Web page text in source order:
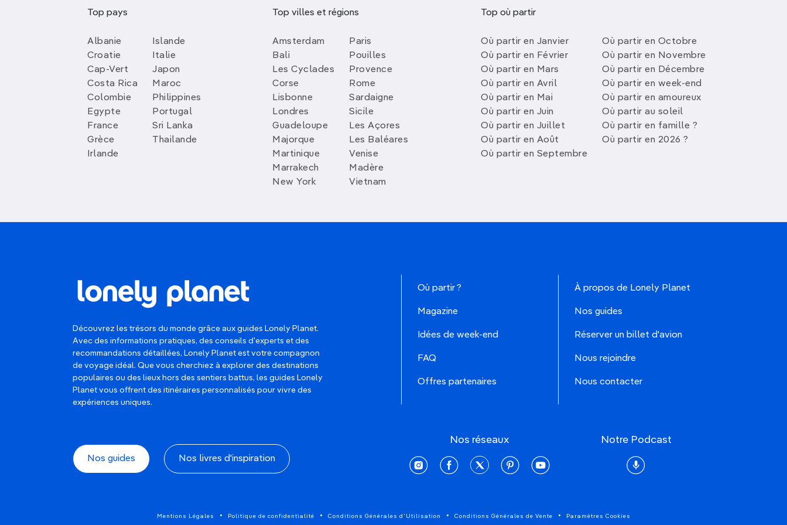
Top pays
Albanie
Croatie
Cap-Vert
Costa Rica
Colombie
Egypte
France
Grèce
Irlande
Islande
Italie
Japon
Maroc
Philippines
Portugal
Sri Lanka
Thailande
Top villes et régions
Amsterdam
Bali
Les Cyclades
Corse
Lisbonne
Londres
Guadeloupe
Majorque
Martinique
Marrakech
New York
Paris
Pouilles
Provence
Rome
Sardaigne
Sicile
Les Açores
Les Baléares
Venise
Madère
Vietnam
Top où partir
Où partir en Janvier
Où partir en Février
Où partir en Mars
Où partir en Avril
Où partir en Mai
Où partir en Juin
Où partir en Juillet
Où partir en Août
Où partir en Septembre
Où partir en Octobre
Où partir en Novembre
Où partir en Décembre
Où partir en week-end
Où partir en amoureux
Où partir au soleil
Où partir en famille ?
Où partir en 2026 ?
Découvrez les trésors du monde grâce aux guides Lonely Planet.
Avec des informations pratiques, des conseils d'experts et des
recommandations détaillées, Lonely Planet est votre compagnon
de voyage idéal. Que vous cherchiez à explorer des destinations
populaires ou des lieux hors des sentiers battus, les guides Lonely
Planet vous offrent des itinéraires personnalisés pour vivre des
expériences uniques.
Nos guides Nos livres d'inspiration
Où partir ?
Magazine
Idées de week-end
FAQ
Offres partenaires
À propos de Lonely Planet
Nos guides
Réserver un billet d'avion
Nous rejoindre
Nous contacter
Nos réseaux
instagramfacebooktwitter pinterestyoutube
Notre Podcast
Podcast
Mentions Légales Politique de confidentialité Conditions Générales d'Utilisation Conditions Générales de Vente Paramètres Cookies